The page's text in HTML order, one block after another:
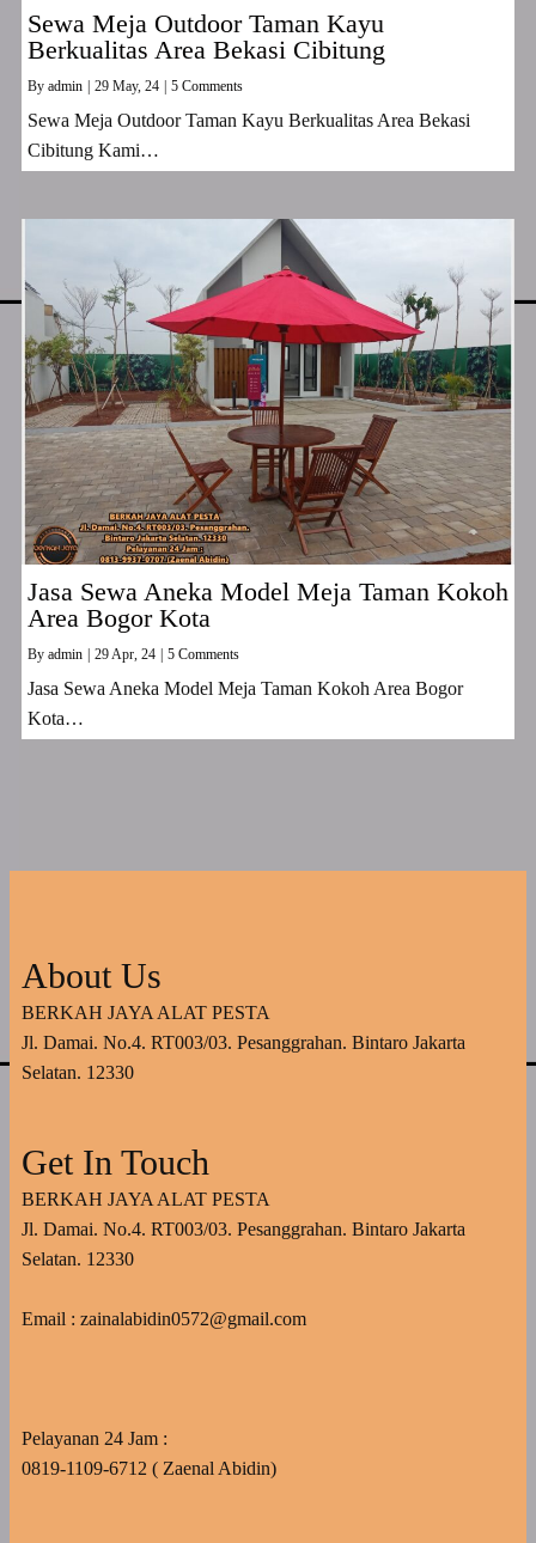
Sewa Meja Outdoor Taman Kayu
Berkualitas Area Bekasi Cibitung
By admin 29 May, 24 5 Comments
Sewa Meja Outdoor Taman Kayu Berkualitas Area Bekasi
Cibitung Kami…
Jasa Sewa Aneka Model Meja Taman Kokoh
Area Bogor Kota
By admin | 29 Apr, 24 | 5 Comments
Jasa Sewa Aneka Model Meja Taman Kokoh Area Bogor
Kota…
About Us
BERKAH JAYA ALAT PESTA
Jl. Damai. No.4. RT003/03. Pesanggrahan. Bintaro Jakarta
Selatan. 12330
Get In Touch
BERKAH JAYA ALAT PESTA
Jl. Damai. No.4. RT003/03. Pesanggrahan. Bintaro Jakarta
Selatan. 12330
Email : zainalabidin0572@gmail.com
Pelayanan 24 Jam :
0819-1109-6712 ( Zaenal Abidin)